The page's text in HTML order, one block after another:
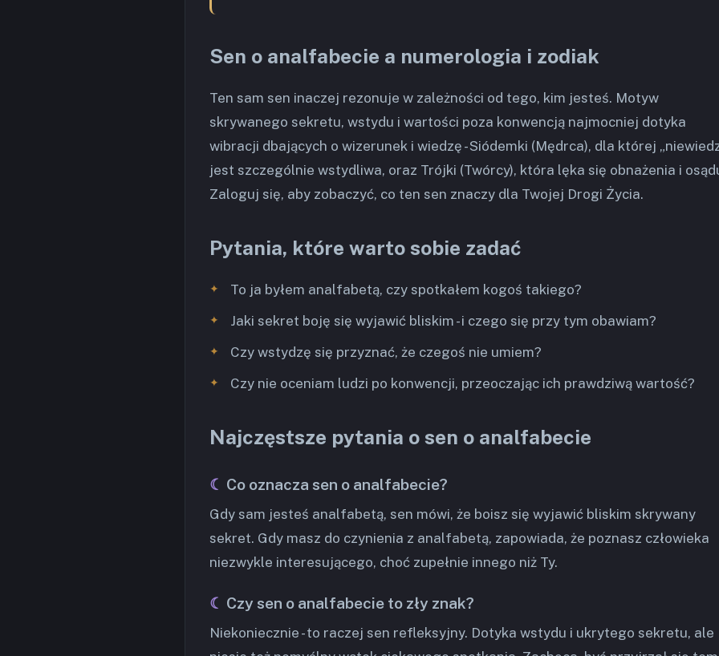
Sen o analfabecie a numerologia i zodiak
Ten sam sen inaczej rezonuje w zależności od tego, kim jesteś. Motyw
skrywanego sekretu, wstydu i wartości poza konwencją najmocniej dotyka
wibracji dbających o wizerunek i wiedzę - Siódemki (Mędrca), dla której
jest szczególnie wstydliwa, oraz Trójki (Twórcy), która lęka się obnażenia i
Zaloguj się, aby zobaczyć, co ten sen znaczy dla Twojej Drogi Życia.
Pytania, które warto sobie zadać
To ja byłem analfabetą, czy spotkałem kogoś takiego?
Jaki sekret boję się wyjawić bliskim - i czego się przy tym obawiam?
Czy wstydzę się przyznać, że czegoś nie umiem?
Czy nie oceniam ludzi po konwencji, przeoczając ich prawdziwą wartość?
Najczęstsze pytania o sen o analfabecie
Co oznacza sen o analfabecie?
Gdy sam jesteś analfabetą, sen mówi, że boisz się wyjawić bliskim skrywany
sekret. Gdy masz do czynienia z analfabetą, zapowiada, że poznasz człowieka
niezwykle interesującego, choć zupełnie innego niż Ty.
Czy sen o analfabecie to zły znak?
Niekoniecznie - to raczej sen refleksyjny. Dotyka wstydu i ukrytego sekretu, ale